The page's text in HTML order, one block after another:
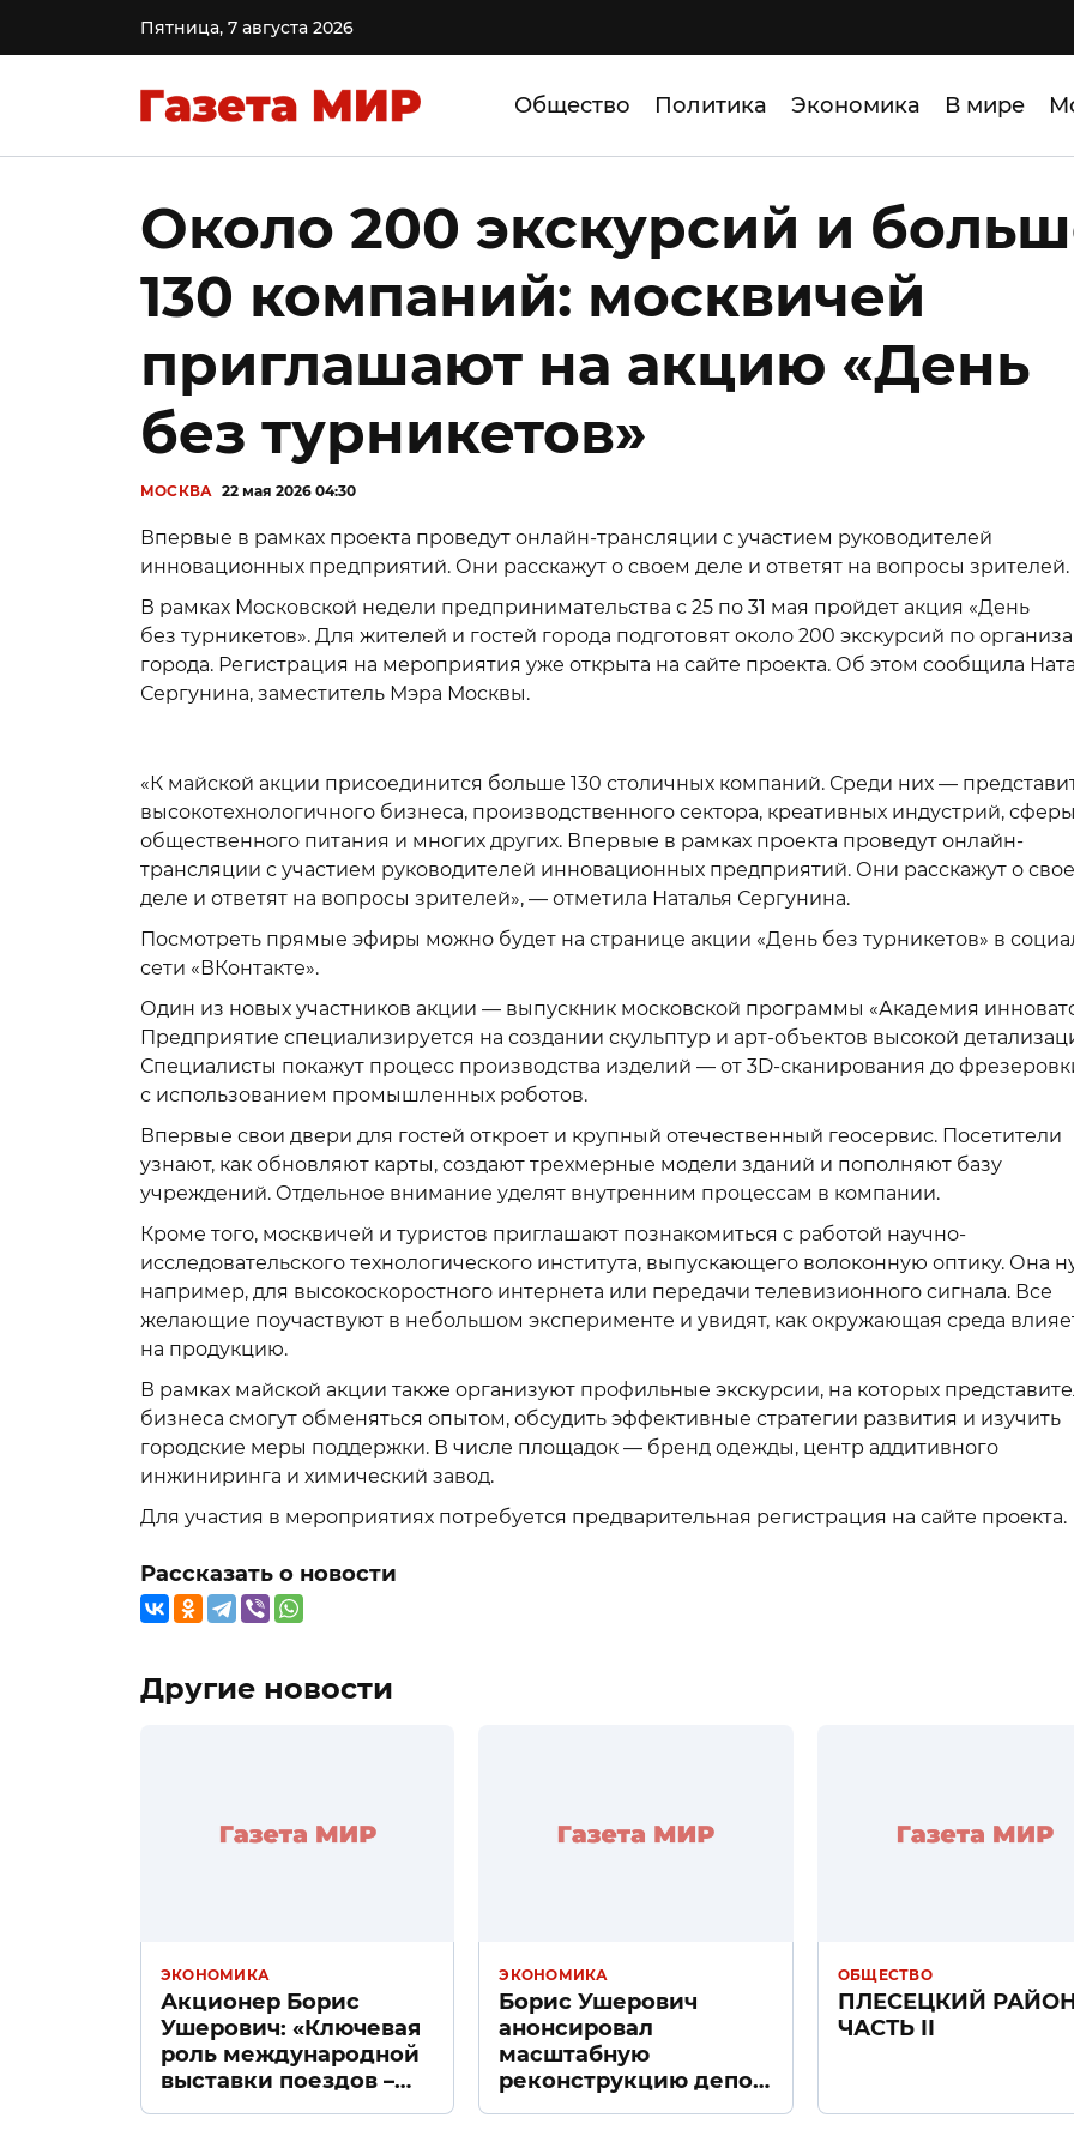
Пятница, 7 августа 2026
Общество Политика Экономика В мире
Около 200 экскурсий и
130 компаний: москвичей
приглашают на акцию «День
без турникетов»
МОСКВА 22 мая 2026 04:30
Впервые в рамках проекта проведут онлайн-трансляции с участием руководителей
инновационных предприятий. Они расскажут о своем деле и ответят на вопросы зрителей.
В рамках Московской недели предпринимательства с 25 по 31 мая пройдет акция «День
без турникетов». Для жителей и гостей города подготовят около 200 экскурсий по
города. Регистрация на мероприятия уже открыта на сайте проекта. Об этом сообщила
Сергунина, заместитель Мэра Москвы.
«К майской акции присоединится больше 130 столичных компаний. Среди них —
высокотехнологичного бизнеса, производственного сектора, креативных индустрий, сферы
общественного питания и многих других. Впервые в рамках проекта проведут онлайн-
трансляции с участием руководителей инновационных предприятий. Они расскажут о
деле и ответят на вопросы зрителей», — отметила Наталья Сергунина.
Посмотреть прямые эфиры можно будет на странице акции «День без турникетов» в
сети «ВКонтакте».
Один из новых участников акции — выпускник московской программы «Академия
Предприятие специализируется на создании скульптур и арт-объектов высокой
Специалисты покажут процесс производства изделий — от 3D-сканирования до
с использованием промышленных роботов.
Впервые свои двери для гостей откроет и крупный отечественный геосервис. Посетители
узнают, как обновляют карты, создают трехмерные модели зданий и пополняют базу
учреждений. Отдельное внимание уделят внутренним процессам в компании.
Кроме того, москвичей и туристов приглашают познакомиться с работой научно-
исследовательского технологического института, выпускающего волоконную оптику. Она
например, для высокоскоростного интернета или передачи телевизионного сигнала. Все
желающие поучаствуют в небольшом эксперименте и увидят, как окружающая среда
на продукцию.
В рамках майской акции также организуют профильные экскурсии, на которых
бизнеса смогут обменяться опытом, обсудить эффективные стратегии развития и изучить
городские меры поддержки. В числе площадок — бренд одежды, центр аддитивного
инжиниринга и химический завод.
Для участия в мероприятиях потребуется предварительная регистрация на сайте проекта.
Рассказать о новости
Другие новости
ЭКОНОМИКА
Акционер Борис
Ушерович: «Ключевая
роль международной
выставки поездов –
поиск ответов на
ЭКОНОМИКА
Борис Ушерович
анонсировал
масштабную
реконструкцию депо
«Дачное» в Санкт-
ОБЩЕСТВО
ПЛЕСЕЦКИЙ
ЧАСТЬ II